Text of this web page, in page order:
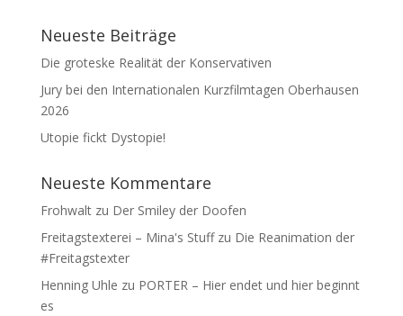
Neueste Beiträge
Die groteske Realität der Konservativen
Jury bei den Internationalen Kurzfilmtagen Oberhausen
2026
Utopie fickt Dystopie!
Neueste Kommentare
Frohwaltzu Der Smiley der Doofen
Freitagstexterei – Mina's Stuffzu Die Reanimation der
#Freitagstexter
Henning Uhle zu PORTER – Hier endet und hier beginnt
es